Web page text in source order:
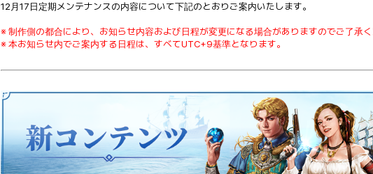
12月17日定期メンテナンスの内容について下記のとおりご案内いたします。
※ 制作側の都合により、お知らせ内容および日程が変更になる場合がありますのでご了承く
※ 本お知らせ内でご案内する日程は、すべてUTC+9基準となります。